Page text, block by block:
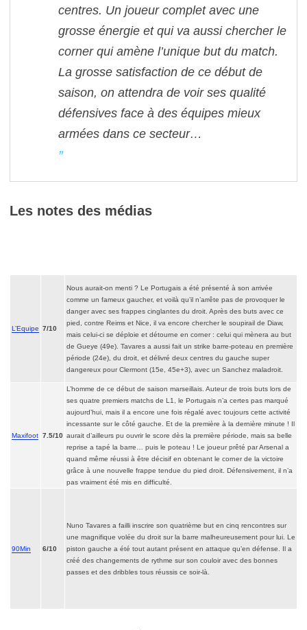
centres. Un joueur complet avec une
grosse énergie et qui va aussi chercher le
corner qui amène l’unique but du match.
La grosse satisfaction de ce début de
saison, on attendra de voir ses qualité
défensives face à des équipes mieux
armées dans ce secteur…
Les notes des médias
L’Equipe 7/10
Nous aurait-on menti ? Le Portugais a été présenté à son arrivée
comme un fameux gaucher, et voilà qu’il n’arrête pas de provoquer le
danger avec ses frappes cinglantes du droit. Après des buts avec ce
pied, contre Reims et Nice, il va encore chercher le soupirail de Diaw,
mais celui-ci se déploie et détourne en corner : celui qui mènera au but
de Gueye (49e). Tavares a aussi fait un strike barre-poteau en première
période (24e), du droit, et délivré deux centres du gauche super
dangereux pour Clermont (15e, 45e+3), avec un Sanchez maladroit.
Maxifoot 7.5/10
L’homme de ce début de saison marseillais. Auteur de trois buts lors de
ses quatre premiers matchs de L1, le Portugais n’a certes pas marqué
aujourd’hui, mais il a encore une fois régalé avec toujours cette activité
incessante sur le côté gauche. Et de la première à la dernière minute ! Il
aurait d’ailleurs pu ouvrir le score dès la première période, mais sa belle
reprise a tapé la barre… puis le poteau ! Le joueur prêté par Arsenal a
quand même réussi à être décisif en obtenant le corner de la victoire
grâce à une nouvelle frappe tendue du pied droit. Défensivement, il n’a
pas vraiment été mis en difficulté.
90Min 6/10
Nuno Tavares a failli inscrire son quatrième but en cinq rencontres sur
une magnifique volée du droit sur la barre malheureusement pour lui. Le
piston gauche a été tout autant présent en attaque qu’en défense. Il a
créé des changements de rythme sur son couloir avec des bonnes
passes et des dribbles tous réussis ce soir-là.